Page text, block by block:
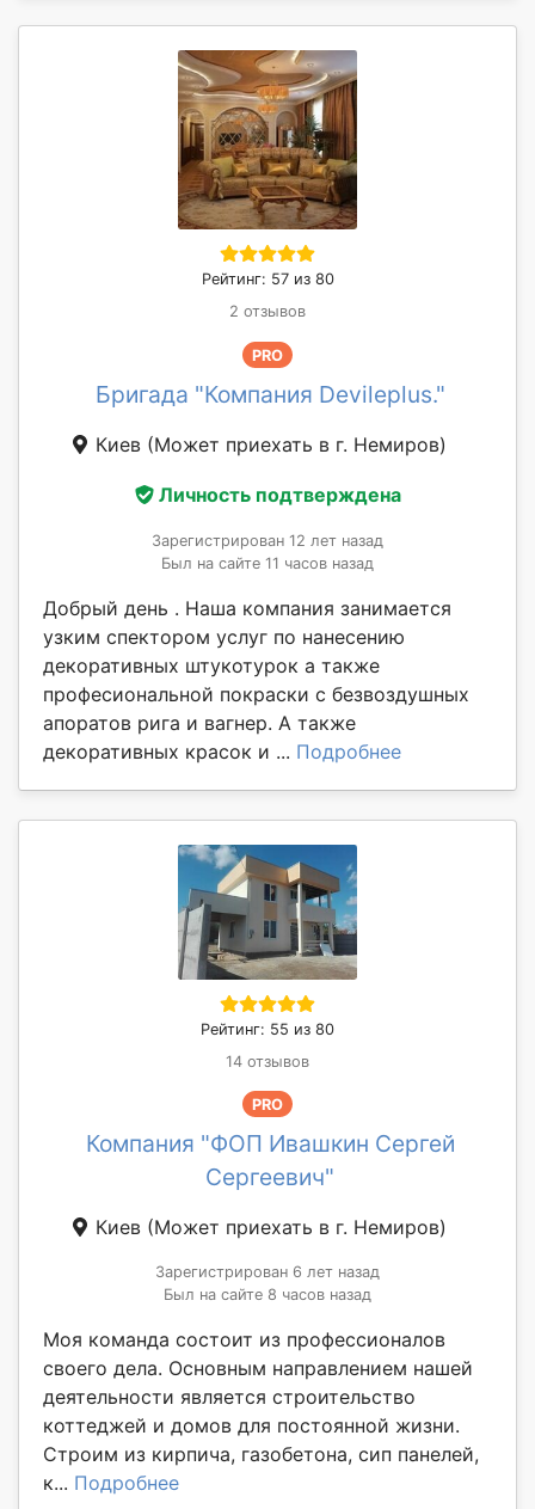
Рейтинг: 57 из 80
2 отзывов
PRO
Бригада "Компания Devileplus."
Киев (Может приехать в г. Немиров)
Личность подтверждена
Зарегистрирован 12 лет назад
Был на сайте 11 часов назад
Добрый день . Наша компания занимается
узким спектором услуг по нанесению
декоративных штукотурок а также
професиональной покраски с безвоздушных
апоратов рига и вагнер. А также
декоративных красок и ... Подробнее
Рейтинг: 55 из 80
14 отзывов
PRO
Компания "ФОП Ивашкин Сергей
Сергеевич"
Киев (Может приехать в г. Немиров)
Зарегистрирован 6 лет назад
Был на сайте 8 часов назад
Моя команда состоит из профессионалов
своего дела. Основным направлением нашей
деятельности является строительство
коттеджей и домов для постоянной жизни.
Строим из кирпича, газобетона, сип панелей,
к... Подробнее